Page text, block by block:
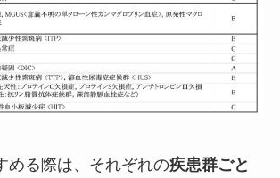
める際は、それぞれの疾患群ごと